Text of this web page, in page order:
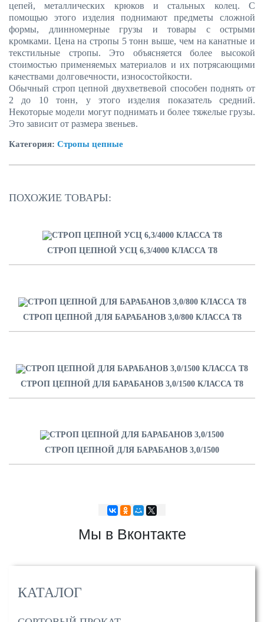
КАТАЛОГ
цепей, металлических крюков и стальных колец. С
помощью этого изделия поднимают предметы сложной
формы, длинномерные грузы и товары с острыми
кромками. Цена на стропы 5 тонн выше, чем на канатные и
текстильные стропы. Это объясняется более высокой
стоимостью применяемых материалов и их потрясающими
качествами долговечности, износостойкости.
Обычный строп цепной двухветвевой способен поднять от
2 до 10 тонн, у этого изделия показатель средний.
Некоторые модели могут поднимать и более тяжелые грузы.
Это зависит от размера звеньев.
Категория: Стропы цепные
ПОХОЖИЕ ТОВАРЫ:
СТРОП ЦЕПНОЙ УСЦ 6,3/4000 КЛАССА Т8
СТРОП ЦЕПНОЙ ДЛЯ БАРАБАНОВ 3,0/800 КЛАССА Т8
СТРОП ЦЕПНОЙ ДЛЯ БАРАБАНОВ 3,0/1500 КЛАССА Т8
СТРОП ЦЕПНОЙ ДЛЯ БАРАБАНОВ 3,0/1500
Мы в Вконтакте